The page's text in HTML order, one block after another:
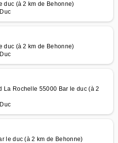
duc (à 2 km de Behonne)
duc (à 2 km de Behonne)
La Rochelle 55000 Bar le duc (à 2
le duc (à 2 km de Behonne)